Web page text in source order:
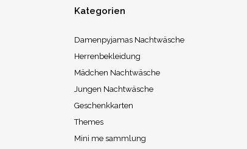
Kategorien
Damenpyjamas Nachtwäsche
Herrenbekleidung
Mädchen Nachtwäsche
Jungen Nachtwäsche
Geschenkkarten
Themes
Mini me sammlung